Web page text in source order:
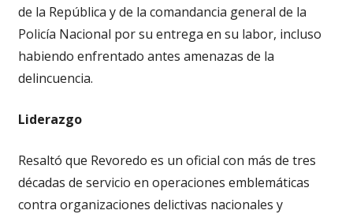
de la República y de la comandancia general de la
Policía Nacional por su entrega en su labor, incluso
habiendo enfrentado antes amenazas de la
delincuencia.
Liderazgo
Resaltó que Revoredo es un oficial con más de tres
décadas de servicio en operaciones emblemáticas
contra organizaciones delictivas nacionales y